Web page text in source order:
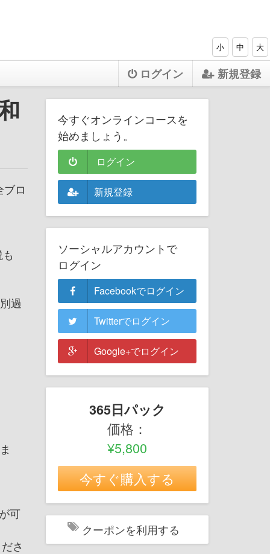
小 中 大
ログイン 新規登録
ロ
過
可
さ
今すぐオンラインコースを
始めましょう。
ログイン
新規登録
ソーシャルアカウントで
ログイン
Facebookでログイン
Twitterでログイン
Google+でログイン
365日パック
価格：
¥5,800
今すぐ購入する
クーポンを利用する